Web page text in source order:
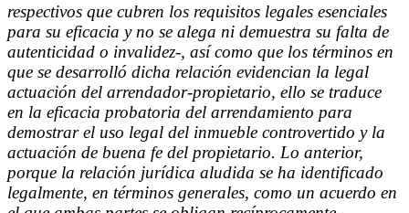
respectivos que cubren los requisitos legales esenciales
para su eficacia y no se alega ni demuestra su falta de
autenticidad o invalidez-, así como que los términos en
que se desarrolló dicha relación evidencian la legal
actuación del arrendador-propietario, ello se traduce
en la eficacia probatoria del arrendamiento para
demostrar el uso legal del inmueble controvertido y la
actuación de buena fe del propietario. Lo anterior,
porque la relación jurídica aludida se ha identificado
legalmente, en términos generales, como un acuerdo en